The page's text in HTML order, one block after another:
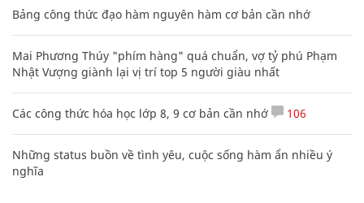
Bảng công thức đạo hàm nguyên hàm cơ bản cần nhớ
Mai Phương Thúy "phím hàng" quá chuẩn, vợ tỷ phú Phạm
Nhật Vượng giành lại vị trí top 5 người giàu nhất
Các công thức hóa học lớp 8, 9 cơ bản cần nhớ 106
Những status buồn về tình yêu, cuộc sống hàm ẩn nhiều ý
nghĩa